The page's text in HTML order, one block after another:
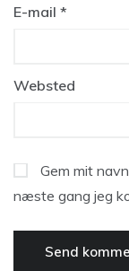
E-mail *
Websted
Gem mit
næste gang jeg